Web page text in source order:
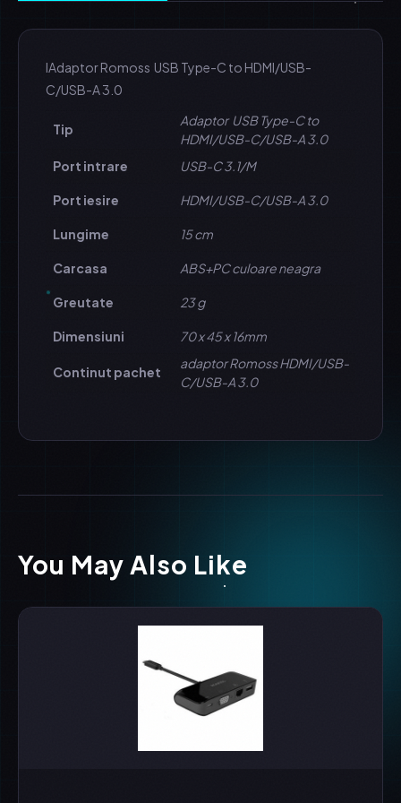
IAdaptor Romoss USB Type-C to HDMI/USB-
C/USB-A 3.0
Tip
Adaptor USB Type-C to
HDMI/USB-C/USB-A 3.0
Port intrare
USB-C 3.1/M
Port iesire HDMI/USB-C/USB-A 3.0
Lungime 15 cm
Carcasa ABS+PC culoare neagra
Greutate 23 g
Dimensiuni 70 x 45 x 16mm
Continut pachet
adaptor Romoss HDMI/USB-
C/USB-A 3.0
You May Also Like